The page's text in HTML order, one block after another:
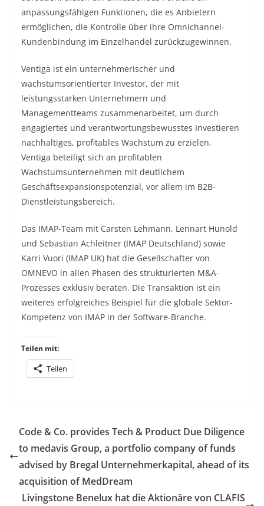
anpassungsfähigen Funktionen, die es Anbietern
ermöglichen, die Kontrolle über ihre Omnichannel-
Kundenbindung im Einzelhandel zurückzugewinnen.
Ventiga ist ein unternehmerischer und
wachstumsorientierter Investor, der mit
leistungsstarken Unternehmern und
Managementteams zusammenarbeitet, um durch
engagiertes und verantwortungsbewusstes Investieren
nachhaltiges, profitables Wachstum zu erzielen.
Ventiga beteiligt sich an profitablen
Wachstumsunternehmen mit deutlichem
Geschäftsexpansionspotenzial, vor allem im B2B-
Dienstleistungsbereich.
Das IMAP-Team mit Carsten Lehmann, Lennart Hunold
und Sebastian Achleitner (IMAP Deutschland) sowie
Karri Vuori (IMAP UK) hat die Gesellschafter von
OMNEVO in allen Phasen des strukturierten M&A-
Prozesses exklusiv beraten. Die Transaktion ist ein
weiteres erfolgreiches Beispiel für die globale Sektor-
Kompetenz von IMAP in der Software-Branche.
Teilen mit:
Teilen
Code & Co. provides Tech & Product Due Diligence
to medavis Group, a portfolio company of funds
advised by Bregal Unternehmerkapital, ahead of its
acquisition of MedDream
Livingstone Benelux hat die Aktionäre von CLAFIS